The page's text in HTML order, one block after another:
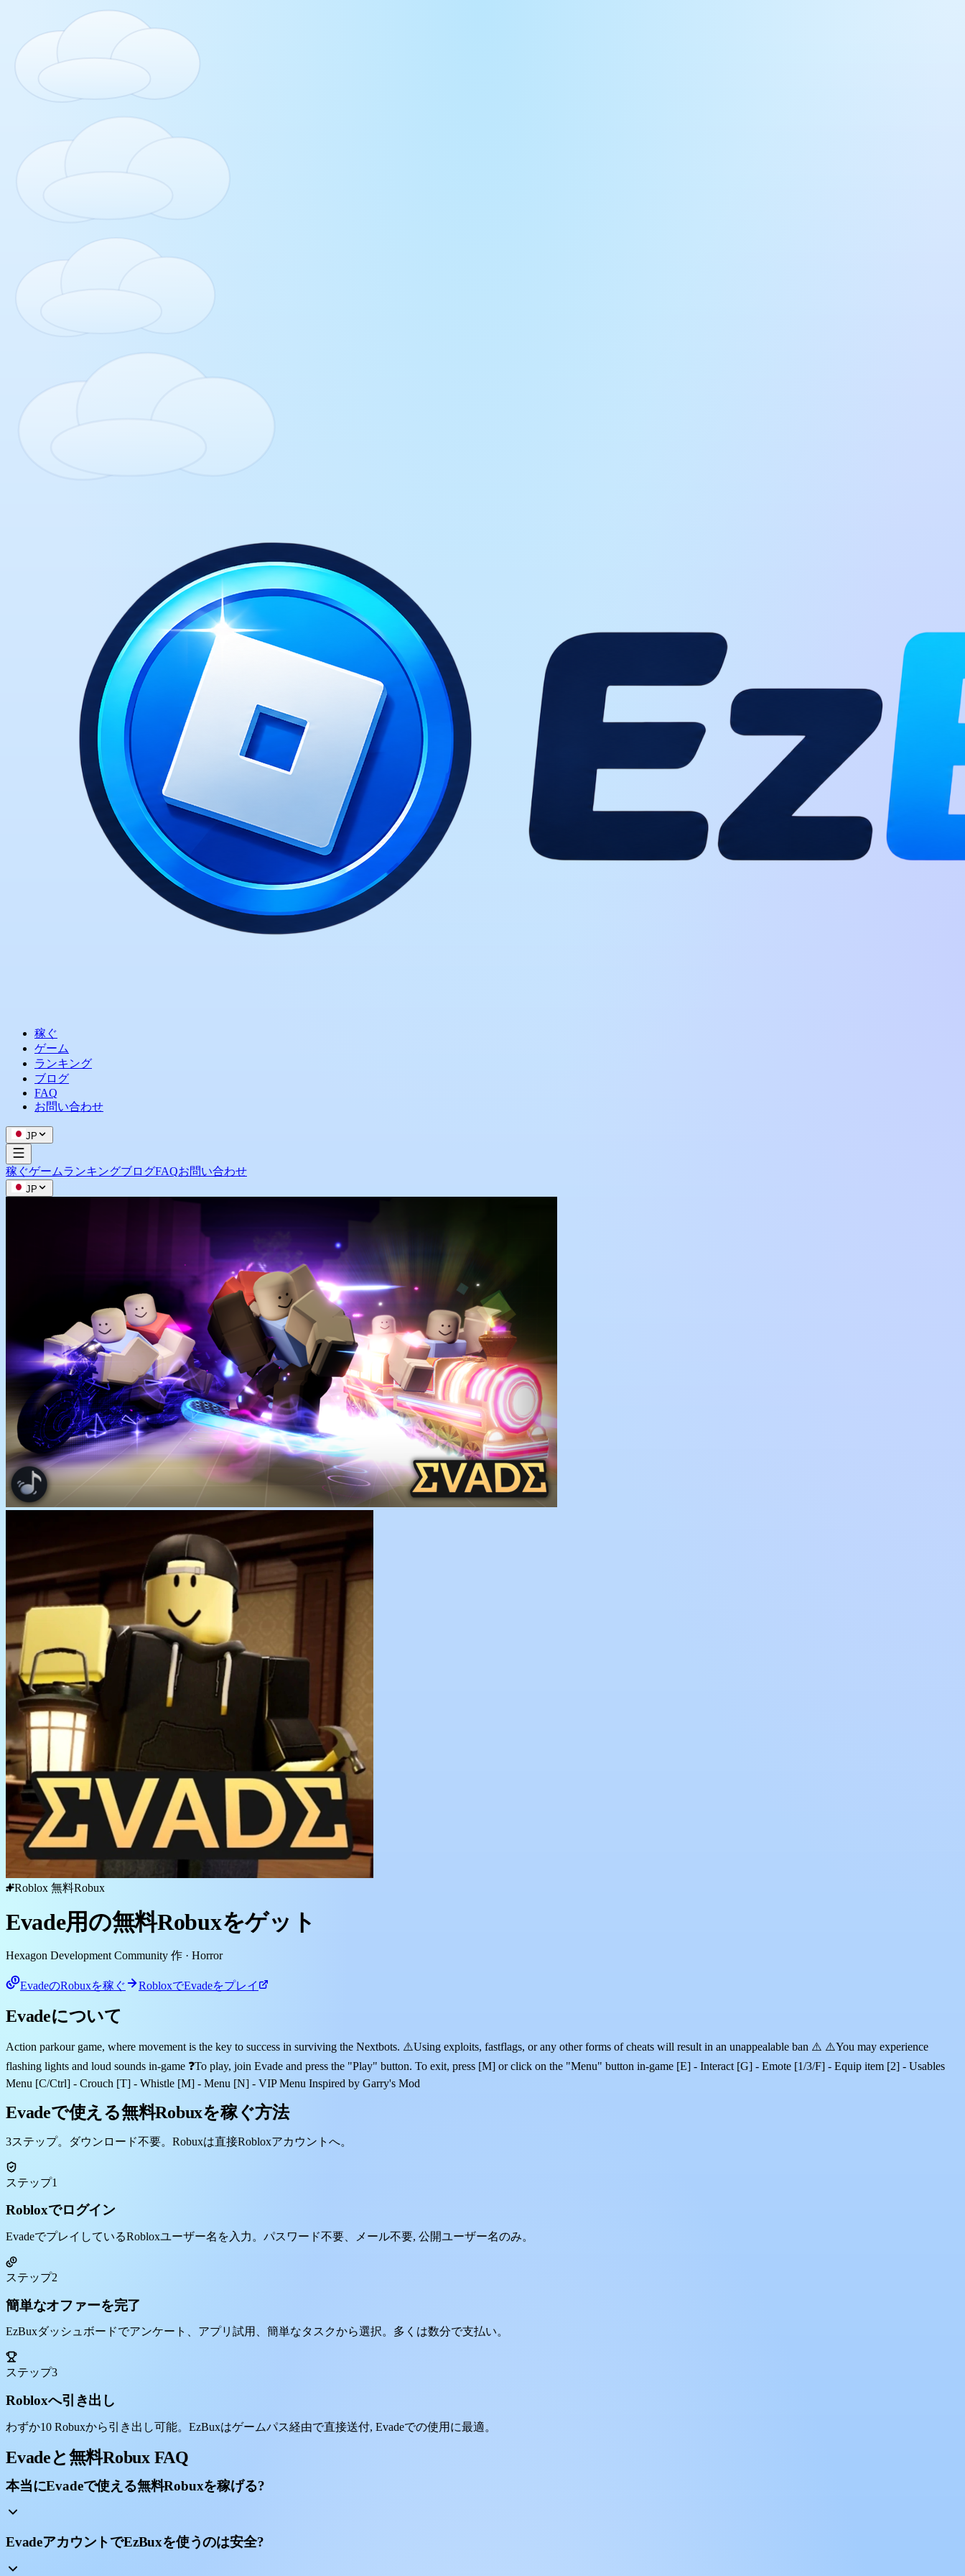
稼ぐ
ゲーム
ランキング
ブログ
FAQ
お問い合わせ
JP
稼ぐゲームランキングブログFAQお問い合わせ
JP
Roblox 無料Robux
Evade用の無料Robuxをゲット
Hexagon Development Community 作 · Horror
EvadeのRobuxを稼ぐ RobloxでEvadeをプレイ
Evadeについて
Action parkour game, where movement is the key to success in surviving the Nextbots. ⚠️Using exploits, fastflags, or any other forms of cheats will result in an unappealable ban ⚠️ ⚠️You may experience
flashing lights and loud sounds in-game ❓To play, join Evade and press the "Play" button. To exit, press [M] or click on the "Menu" button in-game [E] - Interact [G] - Emote [1/3/F] - Equip item [2] - Usables
Menu [C/Ctrl] - Crouch [T] - Whistle [M] - Menu [N] - VIP Menu Inspired by Garry's Mod
Evadeで使える無料Robuxを稼ぐ方法
3ステップ。ダウンロード不要。Robuxは直接Robloxアカウントへ。
ステップ1
Robloxでログイン
EvadeでプレイしているRobloxユーザー名を入力。パスワード不要、メール不要, 公開ユーザー名のみ。
ステップ2
簡単なオファーを完了
EzBuxダッシュボードでアンケート、アプリ試用、簡単なタスクから選択。多くは数分で支払い。
ステップ3
Robloxへ引き出し
わずか10 Robuxから引き出し可能。EzBuxはゲームパス経由で直接送付, Evadeでの使用に最適。
Evadeと無料Robux FAQ
本当にEvadeで使える無料Robuxを稼げる?
EvadeアカウントでEzBuxを使うのは安全?